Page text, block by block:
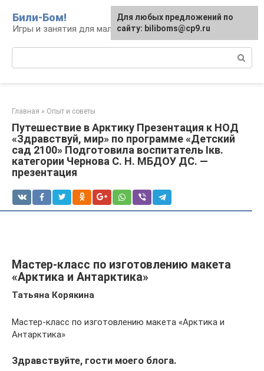
контенту
Били-Бом!
Игры и занятия для малышей и школьников
Главная » Опыт и советы
Путешествие в Арктику Презентация к НОД
«Здравствуй, мир» по программе «Детский
сад 2100» Подготовила воспитатель Iкв.
категории Чернова С. Н. МБДОУ ДС. —
презентация
Мастер-класс по изготовлению макета
«Арктика и Антарктика»
Татьяна Корякина
Мастер-класс по изготовлению макета «Арктика и
Антарктика»
Здравствуйте, гости моего блога.
Для любых предложений по
сайту: biliboms@cp9.ru